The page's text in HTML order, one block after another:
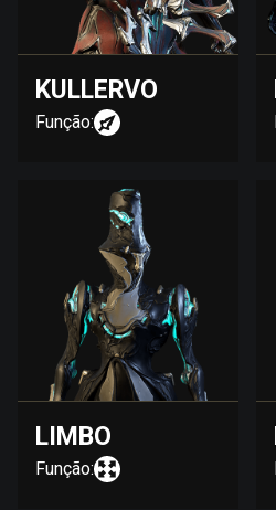
KULLERVO
Função:
LIMBO
Função: